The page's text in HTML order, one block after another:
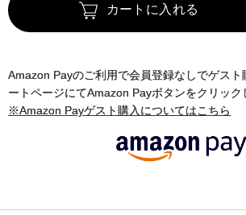
カートに入れる
Amazon Payのご利用で会員登録なしでゲスト
ートページにてAmazon Payボタンをクリック
※Amazon Payゲスト購入についてはこちら